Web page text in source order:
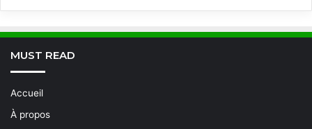
MUST READ
Accueil
À propos